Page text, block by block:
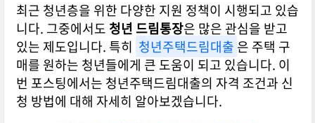
최근 청년층을 위한 다양한 지원 정책이 시행되고 있습
니다. 그중에서도 청년 드림통장은 많은 관심을 받고
있는 제도입니다. 특히 청년주택드림대출 은 주택 구
매를 원하는 청년들에게 큰 도움이 되고 있습니다. 이
번 포스팅에서는 청년주택드림대출의 자격 조건과 신
청 방법에 대해 자세히 알아보겠습니다.